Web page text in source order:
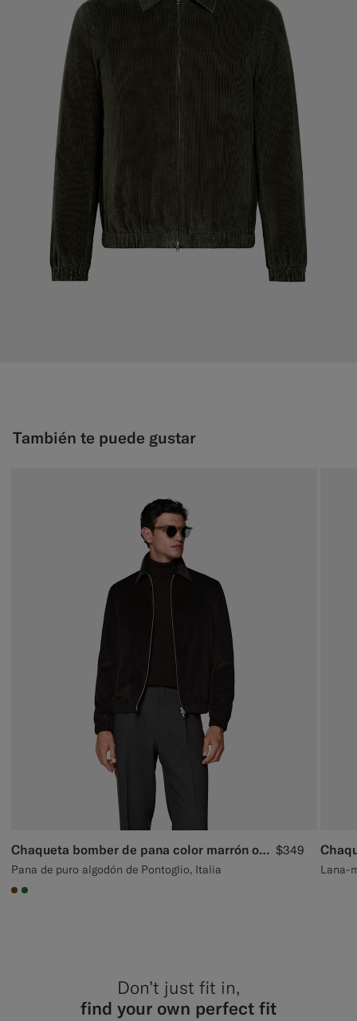
También te puede gustar
Chaqueta bomber de pana color marrón oscuro
Pana de puro algodón de Pontoglio, Italia
$349
#76471B
#227038
Lana-
Don’t just fit in,
find your own perfect fit